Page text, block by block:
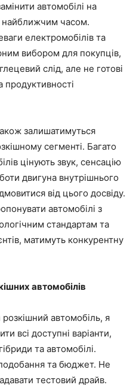
автомобілі на
найближчим часом.
електромобілів та
вибором для покупців,
слід, але не готові
продуктивності
залишатимуться
сегменті. Багато
цінують звук, сенсацію
двигуна внутрішнього
від цього досвіду.
автомобілі з
стандартам та
матимуть конкурентну
автомобілів
автомобіль, я
всі доступні варіанти,
та автомобілі.
та бюджет. Не
тестовий драйв.